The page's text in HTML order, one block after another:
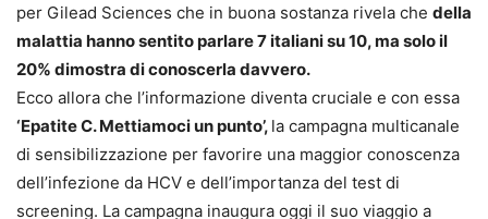
per Gilead Sciences che in buona sostanza rivela che della
malattia hanno sentito parlare 7 italiani su 10, ma solo il
20% dimostra di conoscerla davvero.
Ecco allora che l’informazione diventa cruciale e con essa
‘Epatite C. Mettiamoci un punto’, la campagna multicanale
di sensibilizzazione per favorire una maggior conoscenza
dell’infezione da HCV e dell’importanza del test di
screening. La campagna inaugura oggi il suo viaggio a